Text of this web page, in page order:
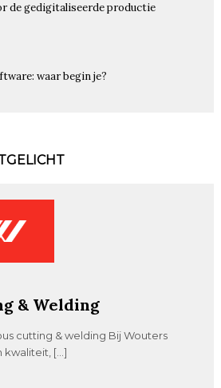
de gedigitaliseerde productie
waar begin je?
& Welding
cutting & welding Bij Wouters
kwaliteit, […]